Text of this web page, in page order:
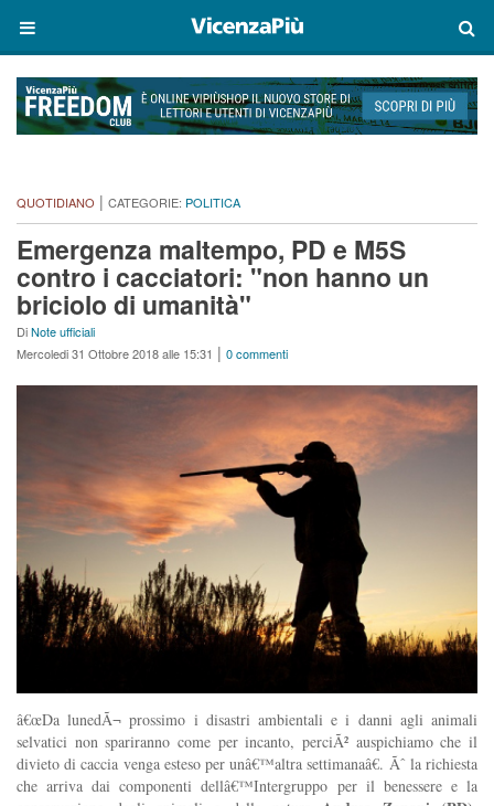
QUOTIDIANO | CATEGORIE: POLITICA
Emergenza maltempo, PD e M5S
contro i cacciatori: "non hanno un
briciolo di umanità"
DiNote ufficiali
Mercoledi 31 Ottobre 2018 alle 15:31 | 0 commenti
â€œDa lunedÃ¬ prossimo i disastri ambientali e i danni agli animali
selvatici non spariranno come per incanto, perciÃ² auspichiamo che il
divieto di caccia venga esteso per unâ€™altra settimanaâ€. Ãˆ la richiesta
che arriva dai componenti dellâ€™Intergruppo per il benessere e la